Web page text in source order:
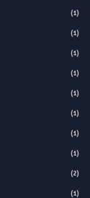
(1)
(1)
(1)
(1)
(1)
(1)
(1)
(1)
(2)
(1)